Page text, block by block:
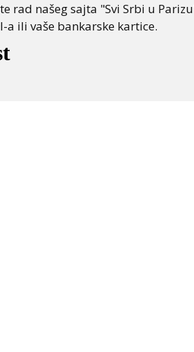
rad našeg sajta "Svi Srbi u
ili vaše bankarske kartice.